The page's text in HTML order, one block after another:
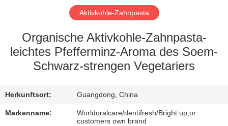
FABRIK-
AUSFLUG
TRETEN
Aktivkohle-Zahnpasta
Organische Aktivkohle-Zahnpasta-
leichtes Pfefferminz-Aroma des Soem-
Schwarz-strengen Vegetariers
Herkunftsort: Guangdong, China
Markenname:
Worldoralcare/dentifresh/Bright up,or
customers own brand